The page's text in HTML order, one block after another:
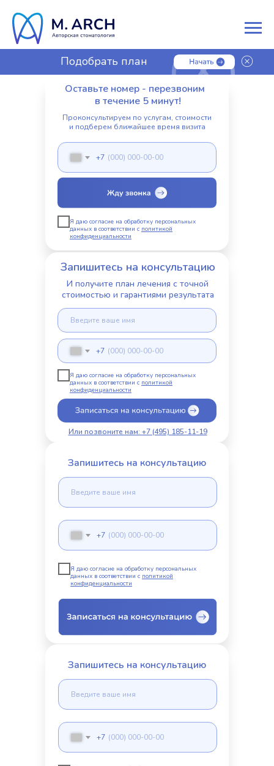
Подобрать план
лечения
Оставьте номер - перезвоним
в течение 5 минут!
Проконсультируем по услугам, стоимости
и подберем ближайшее время визита
+7
Я даю согласие на обработку персональных
данных в соответствии с политикой
конфиденциальности
Запишитесь на консультацию
И получите план лечения с точной
стоимостью и гарантиями результата
Или позвоните нам: +7 (495) 185-11-19
+7
Я даю согласие на обработку персональных
данных в соответствии с политикой
конфиденциальности
Запишитесь на консультацию
+7
Я даю согласие на обработку персональных
данных в соответствии с политикой
конфиденциальности
Запишитесь на консультацию
+7